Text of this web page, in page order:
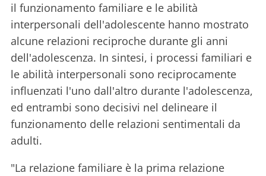
il funzionamento familiare e le abilità
interpersonali dell'adolescente hanno mostrato
alcune relazioni reciproche durante gli anni
dell'adolescenza. In sintesi, i processi familiari e
le abilità interpersonali sono reciprocamente
influenzati l'uno dall'altro durante l'adolescenza,
ed entrambi sono decisivi nel delineare il
funzionamento delle relazioni sentimentali da
adulti.
"La relazione familiare è la prima relazione